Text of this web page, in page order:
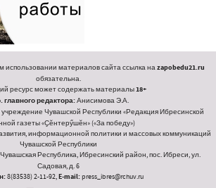
использовании материалов сайта ссылка наzapobedu21.ru
обязательна.
ресурс может содержать материалы18+
главного редактора:Анисимова Э.А.
Чувашской Республики «Редакция Ибресинской
газеты «Ҫӗнтерӳшӗн» («За победу»)
информационной политики и массовых коммуникаций
Чувашской Республики
Чувашская Республика, Ибресинский район, пос. Ибреси, ул.
Садовая, д. 6
8(83538) 2-11-92,E-mail:press_ibres@rchuv.ru